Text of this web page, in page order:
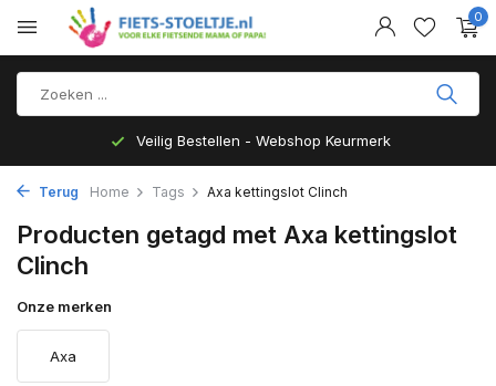
0
Veilig Bestellen - Webshop Keurmerk
Terug Home Tags Axa kettingslot Clinch
Producten getagd met Axa kettingslot
Clinch
Onze merken
Axa